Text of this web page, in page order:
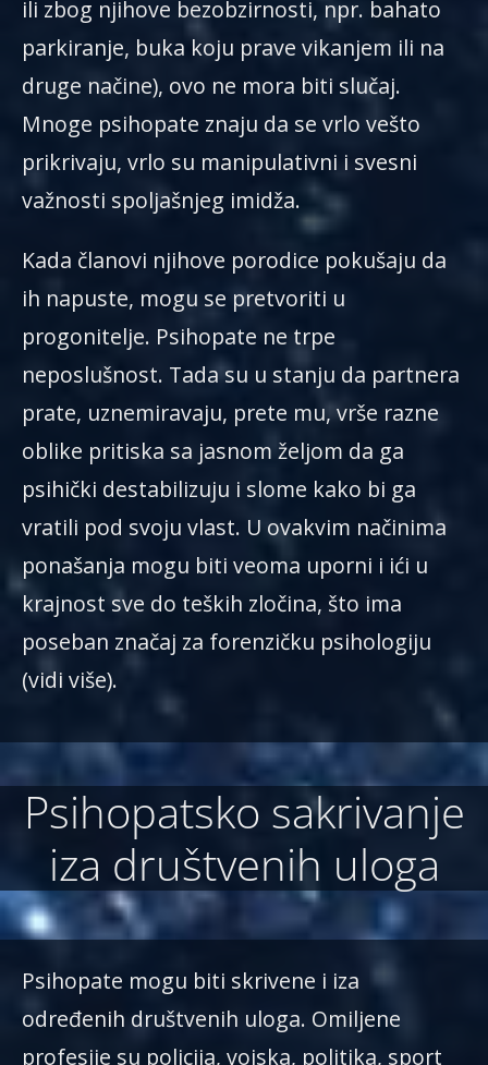
ili zbog njihove bezobzirnosti, npr. bahato
parkiranje, buka koju prave vikanjem ili na
druge načine), ovo ne mora biti slučaj.
Mnoge psihopate znaju da se vrlo vešto
prikrivaju, vrlo su manipulativni i svesni
važnosti spoljašnjeg imidža.
Kada članovi njihove porodice pokušaju da
ih napuste, mogu se pretvoriti u
progonitelje. Psihopate ne trpe
neposlušnost. Tada su u stanju da partnera
prate, uznemiravaju, prete mu, vrše razne
oblike pritiska sa jasnom željom da ga
psihički destabilizuju i slome kako bi ga
vratili pod svoju vlast. U ovakvim načinima
ponašanja mogu biti veoma uporni i ići u
krajnost sve do teških zločina, što ima
poseban značaj za forenzičku psihologiju
(vidi više).
Psihopatsko sakrivanje
iza društvenih uloga
Psihopate mogu biti skrivene i iza
određenih društvenih uloga. Omiljene
profesije su policija, vojska, politika, sport